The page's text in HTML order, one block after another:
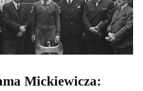
Mickiewicza: